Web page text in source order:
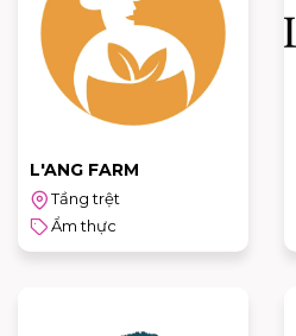
L'ANG FARM
Tầng trệt
Ẩm thực